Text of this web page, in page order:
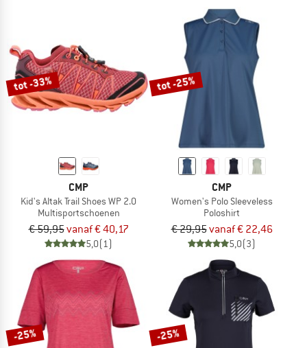
tot -33%
CMP
Kid's Altak Trail Shoes WP 2.0
Multisportschoenen
€ 59,95vanaf € 40,17
5,0(1)
tot -25%
CMP
Women's Polo Sleeveless
Poloshirt
€ 29,95vanaf € 22,46
5,0(3)
-25% -25%